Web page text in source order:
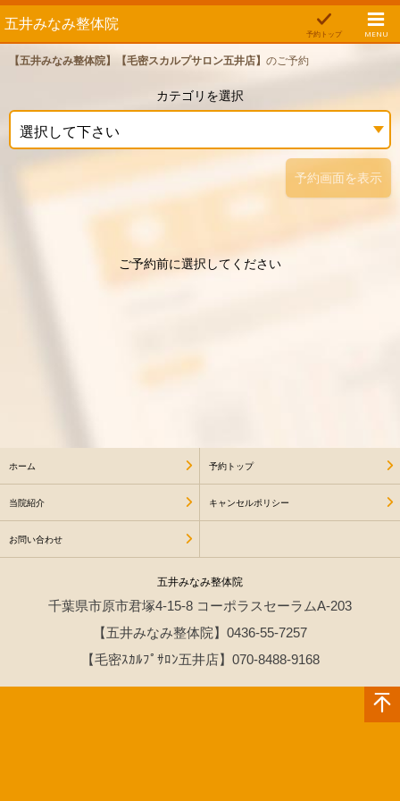
五井みなみ整体院
予約トップ MENU
【五井みなみ整体院】【毛密スカルプサロン五井店】 のご予約
カテゴリを選択
選択して下さい
予約画面を表示
ご予約前に選択してください
ホーム 予約トップ
当院紹介 キャンセルポリシー
お問い合わせ
五井みなみ整体院
千葉県市原市君塚4-15-8 コーポラスセーラムA-203
【五井みなみ整体院】0436-55-7257
【毛密ｽｶﾙﾌﾟｻﾛﾝ五井店】070-8488-9168